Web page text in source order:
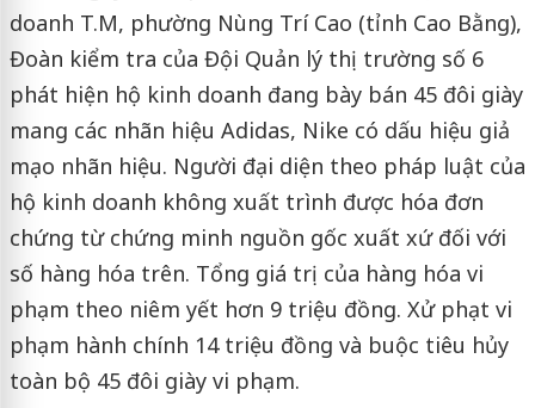
doanh T.M, phường Nùng Trí Cao (tỉnh Cao Bằng),
Đoàn kiểm tra của Đội Quản lý thị trường số 6
phát hiện hộ kinh doanh đang bày bán 45 đôi giày
mang các nhãn hiệu Adidas, Nike có dấu hiệu giả
mạo nhãn hiệu. Người đại diện theo pháp luật của
hộ kinh doanh không xuất trình được hóa đơn
chứng từ chứng minh nguồn gốc xuất xứ đối với
số hàng hóa trên. Tổng giá trị của hàng hóa vi
phạm theo niêm yết hơn 9 triệu đồng. Xử phạt vi
phạm hành chính 14 triệu đồng và buộc tiêu hủy
toàn bộ 45 đôi giày vi phạm.